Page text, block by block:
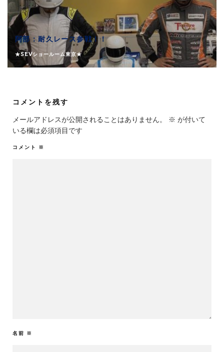
阿部：耐久レース参戦！！
★SEVショールーム東京★
コメントを残す
メールアドレスが公開されることはありません。 ※ が付いて
いる欄は必須項目です
コメント ※
名前 ※